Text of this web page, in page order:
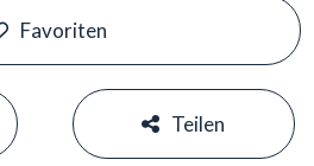
Favoriten
Teilen